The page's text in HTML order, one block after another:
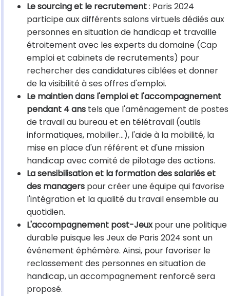
Le sourcing et le recrutement: Paris 2024
participe aux différents salons virtuels dédiés aux
personnes en situation de handicap et travaille
étroitement avec les experts du domaine (Cap
emploi et cabinets de recrutements) pour
rechercher des candidatures ciblées et donner
de la visibilité à ses offres d'emploi.
Le maintien dans l'emploi et l'accompagnement
pendant 4 ans tels que l'aménagement de postes
de travail au bureau et en télétravail (outils
informatiques, mobilier…), l'aide à la mobilité, la
mise en place d'un référent et d'une mission
handicap avec comité de pilotage des actions.
La sensibilisation et la formation des salariés et
des managers pour créer une équipe qui favorise
l'intégration et la qualité du travail ensemble au
quotidien.
L'accompagnement post-Jeux pour une politique
durable puisque les Jeux de Paris 2024 sont un
événement éphémère. Ainsi, pour favoriser le
reclassement des personnes en situation de
handicap, un accompagnement renforcé sera
proposé.